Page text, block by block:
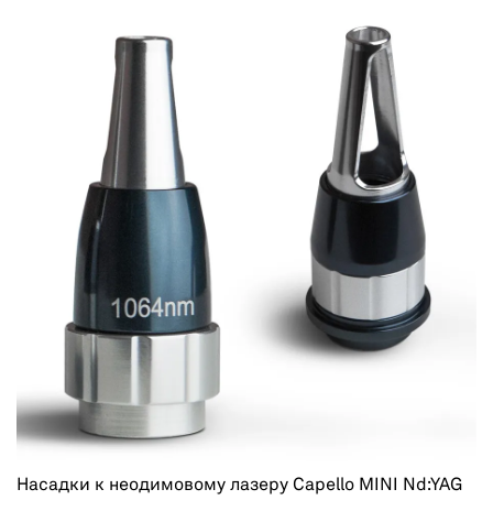
Насадки к неодимовому лазеру Capello MINI Nd:YAG